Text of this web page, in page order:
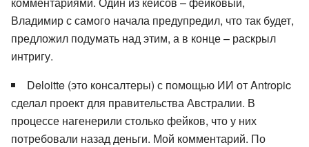
Владимир с самого начала предупредил, что так будет,
предложил подумать над этим, а в конце – раскрыл
интригу.
Deloitte (это консалтеры) с помощью ИИ от Antropic
сделал проект для правительства Австралии. В
процессе нагенерили столько фейков, что у них
потребовали назад деньги. Мой комментарий. По